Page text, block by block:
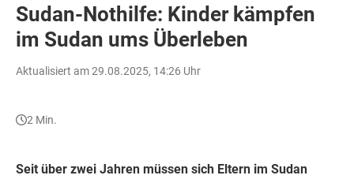
Sudan-Nothilfe: Kinder kämpfen
im Sudan ums Überleben
Aktualisiert am 29.08.2025, 14:26 Uhr
2 Min.
Seit über zwei Jahren müssen sich Eltern im Sudan